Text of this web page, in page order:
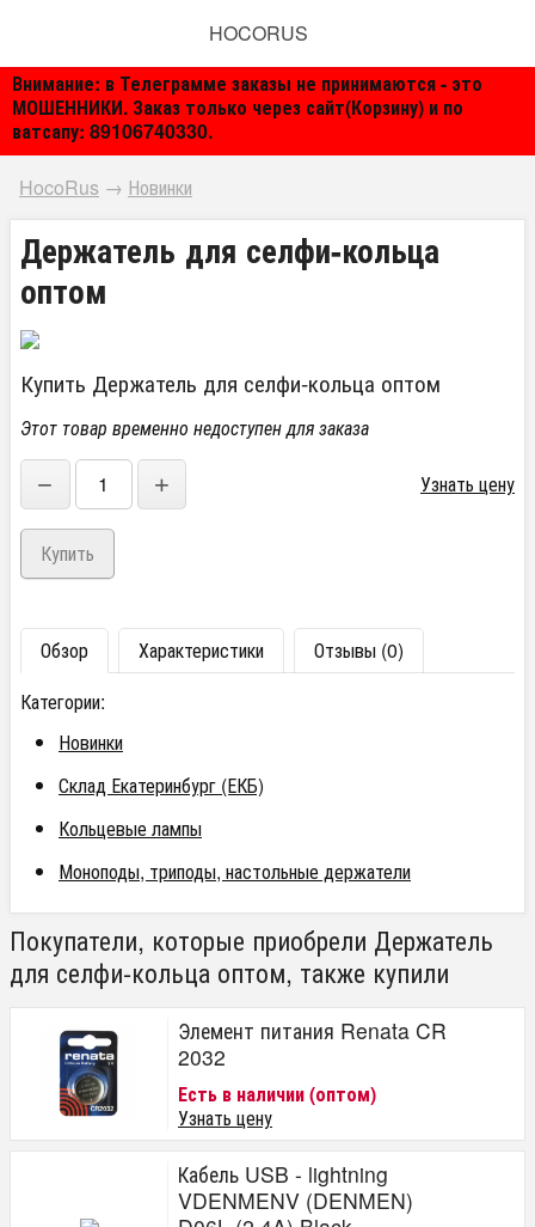
Внимание: в Телеграмме заказы не принимаются - это
МОШЕННИКИ. Заказ только через сайт(Корзину) и по
ватсапу: 89106740330.
HOCORUS
HocoRus → Новинки
Держатель для селфи-кольца
оптом
Купить Держатель для селфи-кольца оптом
Этот товар временно недоступен для заказа
− + Узнать цену
Обзор Характеристики
Отзывы (0)
Категории:
Новинки
Склад Екатеринбург (ЕКБ)
Кольцевые лампы
Моноподы, триподы, настольные держатели
Покупатели, которые приобрели Держатель
для селфи-кольца оптом, также купили
Элемент питания Renata CR
2032
Есть в наличии (оптом)
Узнать цену
Кабель USB - lightning
VDENMENV (DENMEN)